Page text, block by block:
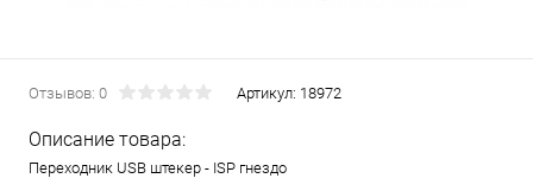
Отзывов: 0 Артикул: 18972
Описание товара:
Переходник USB штекер - ISP гнездо